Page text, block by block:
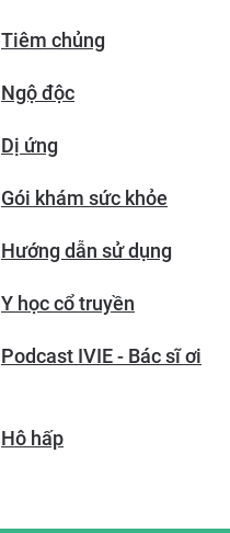
Tiêm chủng
Ngộ độc
Dị ứng
Gói khám sức khỏe
Hướng dẫn sử dụng
Y học cổ truyền
Podcast IVIE - Bác sĩ ơi
Hô hấp